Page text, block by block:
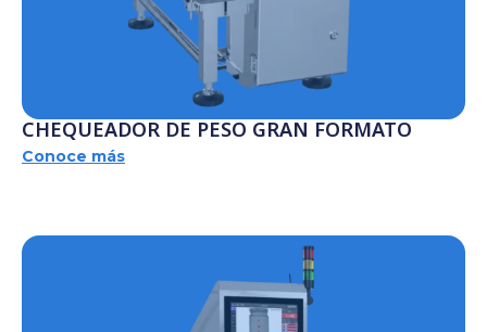
CHEQUEADOR DE PESO GRAN FORMATO
Conoce más